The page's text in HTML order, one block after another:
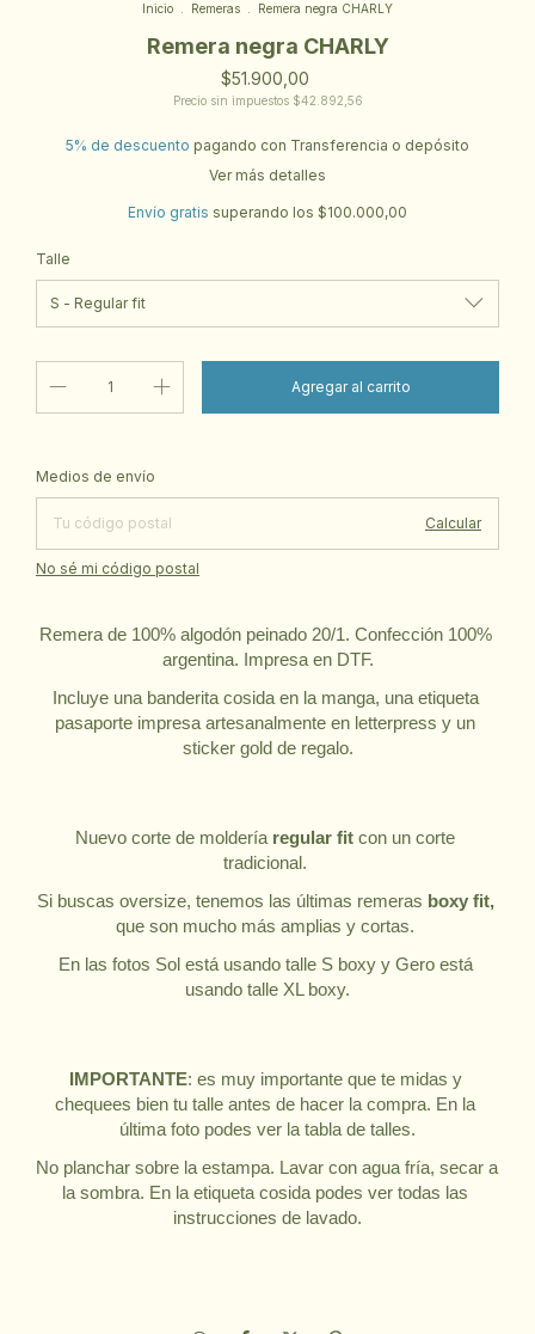
Inicio Remeras Remera negra CHARLY
Remera negra CHARLY
$51.900,00
Precio sin impuestos $42.892,56
5% de descuento pagando con Transferencia o depósito
Ver más detalles
Envío gratis superando los $100.000,00
Talle
Entregas para el CP:
Medios de envío
Calcular
No sé mi código postal
Remera de 100% algodón peinado 20/1. Confección 100%
argentina. Impresa en DTF.
Incluye una banderita cosida en la manga, una etiqueta
pasaporte impresa artesanalmente en letterpress y un
sticker gold de regalo.
Nuevo corte de moldería regular fit con un corte
tradicional.
Si buscas oversize, tenemos las últimas remeras boxy fit,
que son mucho más amplias y cortas.
En las fotos Sol está usando talle S boxy y Gero está
usando talle XL boxy.
IMPORTANTE: es muy importante que te midas y
chequees bien tu talle antes de hacer la compra. En la
última foto podes ver la tabla de talles.
No planchar sobre la estampa. Lavar con agua fría, secar a
la sombra. En la etiqueta cosida podes ver todas las
instrucciones de lavado.